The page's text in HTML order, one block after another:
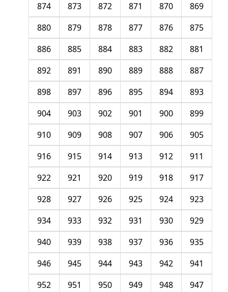
869
870
871
872
873
874
875
876
877
878
879
880
881
882
883
884
885
886
887
888
889
890
891
892
893
894
895
896
897
898
899
900
901
902
903
904
905
906
907
908
909
910
911
912
913
914
915
916
917
918
919
920
921
922
923
924
925
926
927
928
929
930
931
932
933
934
935
936
937
938
939
940
941
942
943
944
945
946
947
948
949
950
951
952